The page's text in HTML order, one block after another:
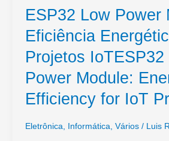
ESP32 Low Power
Eficiência
Projetos IoTESP32
Power Module:
Efficiency for IoT
Eletrônica Informática Vários/ Luis